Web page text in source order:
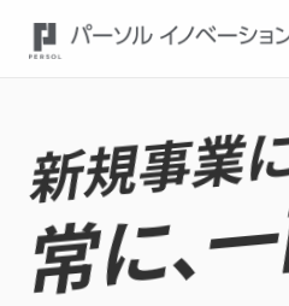
新規事業
常に、
一